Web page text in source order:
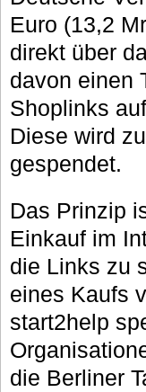
Euro (13,2
direkt über
davon einen
Shoplinks
Diese wird
gespendet.
Das Prinzip
Einkauf im
die Links zu
eines Kaufs
start2help
die Berliner